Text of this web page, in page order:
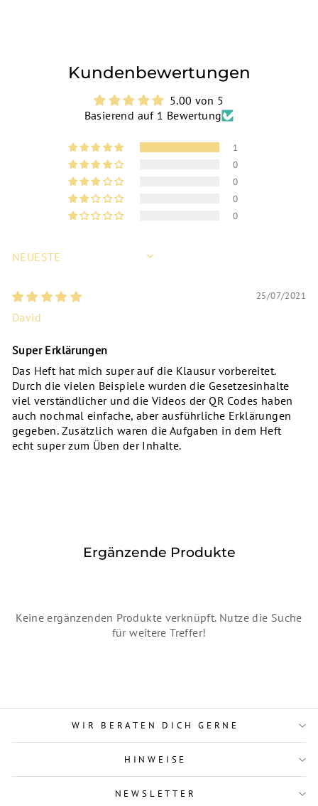
Kundenbewertungen
5.00 von 5
Basierend auf 1 Bewertung
1
0
0
0
0
SORT BY
25/07/2021
David
Super Erklärungen
Das Heft hat mich super auf die Klausur vorbereitet.
Durch die vielen Beispiele wurden die Gesetzesinhalte
viel verständlicher und die Videos der QR Codes haben
auch nochmal einfache, aber ausführliche Erklärungen
gegeben. Zusätzlich waren die Aufgaben in dem Heft
echt super zum Üben der Inhalte.
Ergänzende Produkte
Keine ergänzenden Produkte verknüpft. Nutze die Suche
für weitere Treffer!
WIR BERATEN DICH GERNE
HINWEISE
NEWSLETTER